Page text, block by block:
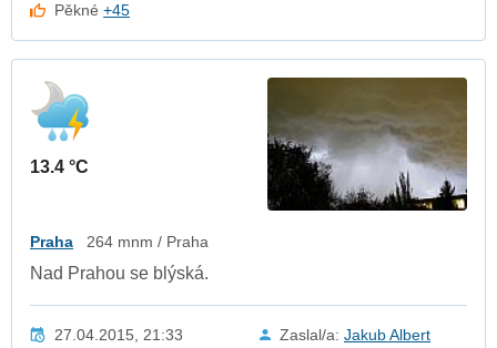
Pěkné+45
13.4 °C
Praha 264 mnm / Praha
Nad Prahou se blýská.
27.04.2015, 21:33 Zaslal/a: Jakub Albert